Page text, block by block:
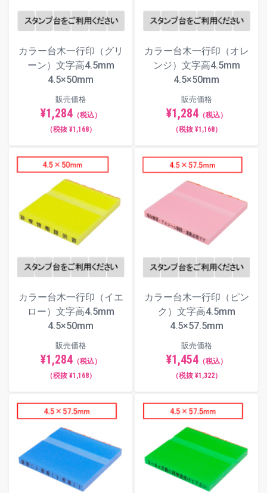
カラー台木一行印（グリ
ーン）文字高4.5mm
4.5×50mm
販売価格
¥1,284（税込）
（税抜 ¥1,168）
カラー台木一行印（オレ
ンジ）文字高4.5mm
4.5×50mm
販売価格
¥1,284（税込）
（税抜 ¥1,168）
カラー台木一行印（イエ
ロー）文字高4.5mm
4.5×50mm
販売価格
¥1,284（税込）
（税抜 ¥1,168）
カラー台木一行印（ピン
ク）文字高4.5mm
4.5×57.5mm
販売価格
¥1,454（税込）
（税抜 ¥1,322）